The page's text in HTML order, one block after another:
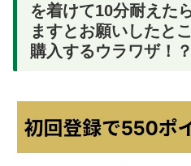
を着けて10分耐えた
ますとお願いしたと
購入するウラワザ！？